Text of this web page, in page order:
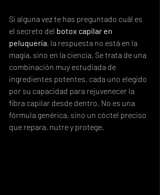
Si alguna vez te has preguntado cuál es
el secreto del botox capilar en
peluquería, la respuesta no está en la
magia, sino en la ciencia. Se trata de una
combinación muy estudiada de
ingredientes potentes, cada uno elegido
por su capacidad para rejuvenecer la
fibra capilar desde dentro. No es una
fórmula genérica, sino un cóctel preciso
que repara, nutre y protege.